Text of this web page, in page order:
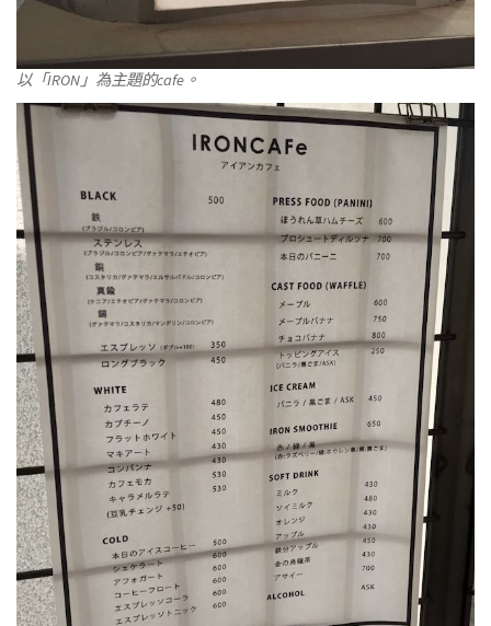
以「IRON」為主題的cafe。